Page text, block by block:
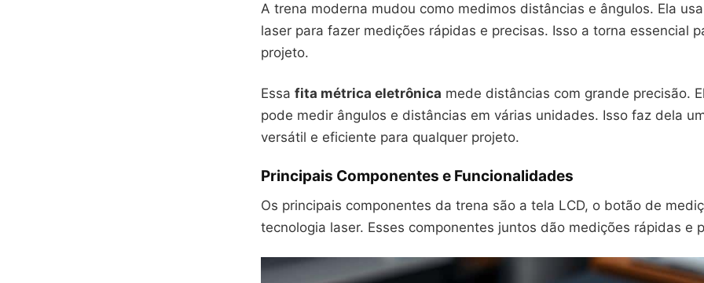
A trena moderna mudou como medimos distâncias e ângulos. Ela
laser para fazer medições rápidas e precisas. Isso a torna essencial
projeto.
Essa fita métrica eletrônica mede distâncias com grande precisão.
pode medir ângulos e distâncias em várias unidades. Isso faz dela
versátil e eficiente para qualquer projeto.
Principais Componentes e Funcionalidades
Os principais componentes da trena são a tela LCD, o botão de
tecnologia laser. Esses componentes juntos dão medições rápidas e